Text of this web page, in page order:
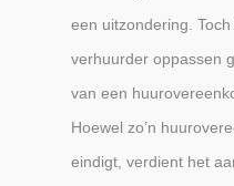
een uitzondering.
verhuurder oppassen
van een
Hoewel zo’n
eindigt, verdient het